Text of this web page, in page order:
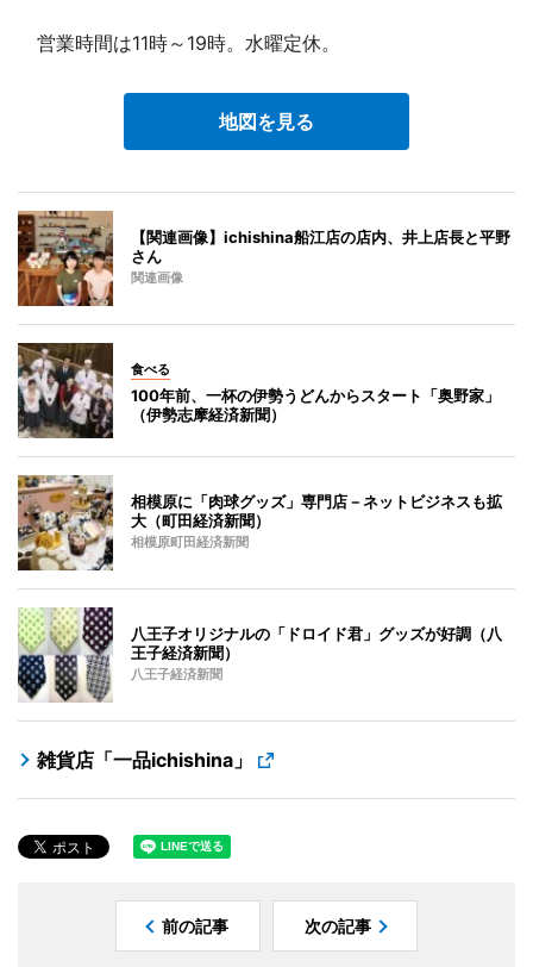
営業時間は11時～19時。水曜定休。
地図を見る
【関連画像】ichishina船江店の店内、井上店長と平野
さん
関連画像
食べる
100年前、一杯の伊勢うどんからスタート「奥野家」
（伊勢志摩経済新聞）
相模原に「肉球グッズ」専門店－ネットビジネスも拡
大（町田経済新聞）
相模原町田経済新聞
八王子オリジナルの「ドロイド君」グッズが好調（八
王子経済新聞）
八王子経済新聞
雑貨店「一品ichishina」
前の記事 次の記事